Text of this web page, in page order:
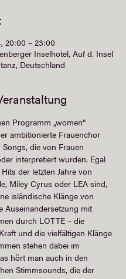
20:00 – 23:00
Inselhotel, Auf d. Insel
Deutschland
Programm „women“
ambitionierte Frauenchor
die von Frauen
interpretiert wurden. Egal
der letzten Jahre von
Miley Cyrus oder LEA sind,
isländische Klänge von
Auseinandersetzung mit
durch LOTTE – die
und die vielfältigen Klänge
stehen dabei im
hört man auch in den
Stimmsounds, die der